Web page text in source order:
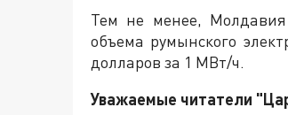
Тем не менее, Молдавия
объема румынского
долларов за 1 МВт/ч.
Уважаемые читатели